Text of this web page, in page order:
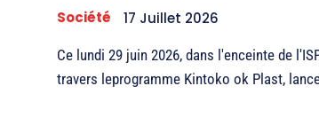
Société 17 Juillet 2026
Ce lundi 29 juin 2026, dans l'enceinte de
travers leprogramme Kintoko ok Plast,